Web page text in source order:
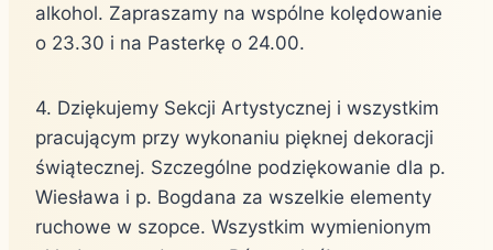
alkohol. Zapraszamy na wspólne kolędowanie
o 23.30 i na Pasterkę o 24.00.
4. Dziękujemy Sekcji Artystycznej i wszystkim
pracującym przy wykonaniu pięknej dekoracji
świątecznej. Szczególne podziękowanie dla p.
Wiesława i p. Bogdana za wszelkie elementy
ruchowe w szopce. Wszystkim wymienionym